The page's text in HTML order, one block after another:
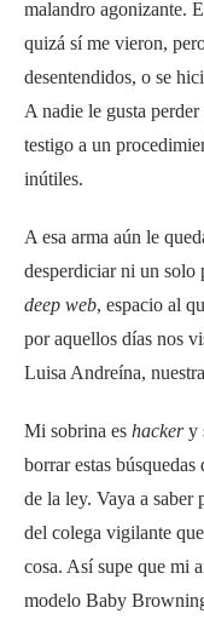
malandro agonizante.
quizá sí me vieron,
desentendidos, o se
A nadie le gusta
testigo a un
inútiles.
A esa arma aún le
desperdiciar ni un solo
deep web, espacio al
por aquellos días nos
Luisa Andreína,
Mi sobrina es hackery
borrar estas
de la ley. Vaya a
del colega vigilante
cosa. Así supe que mi
modelo Baby